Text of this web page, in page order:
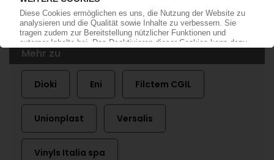
07.10.2010
Mehr zu
Dioki Eni Filctem CGIL
Unionplast Versalis
Vinyls Italia spa